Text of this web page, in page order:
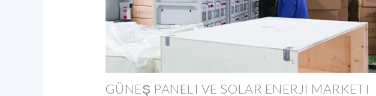
GÜNEŞ PANELI VE SOLAR ENERJI MARKETI